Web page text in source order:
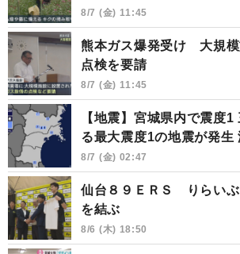
8/7 (金) 11:45
熊本ガス爆発受け 大規模
点検を要請
8/7 (金) 11:45
【地震】宮城県内で震度
る最大震度1の地震が発生
8/7 (金) 02:47
仙台８９ＥＲＳ りらいぶ
を結ぶ
8/6 (木) 18:50